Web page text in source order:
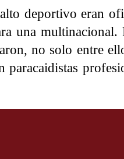
deportivo eran
una multinacional.
no solo entre